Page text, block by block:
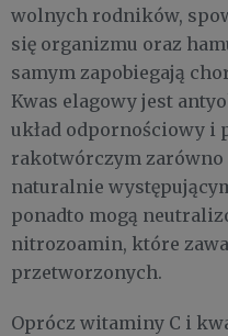
wolnych rodników,
się organizmu oraz
samym zapobiegają
Kwas elagowy jest
układ odpornościowy i
rakotwórczym
naturalnie
ponadto mogą
nitrozoamin, które
przetworzonych.
Oprócz witaminy C i